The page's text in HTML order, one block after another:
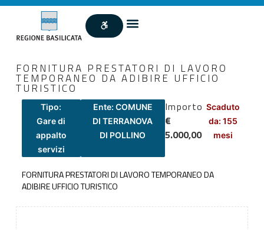
FORNITURA PRESTATORI DI LAVORO
TEMPORANEO DA ADIBIRE UFFICIO
TURISTICO
Tipo:
Gare di
appalto
servizi
Ente: COMUNE
DI TERRANOVA
DI POLLINO
Importo
€
5.000,00
Scaduto
da: 155
mesi
FORNITURA PRESTATORI DI LAVORO TEMPORANEO DA
ADIBIRE UFFICIO TURISTICO